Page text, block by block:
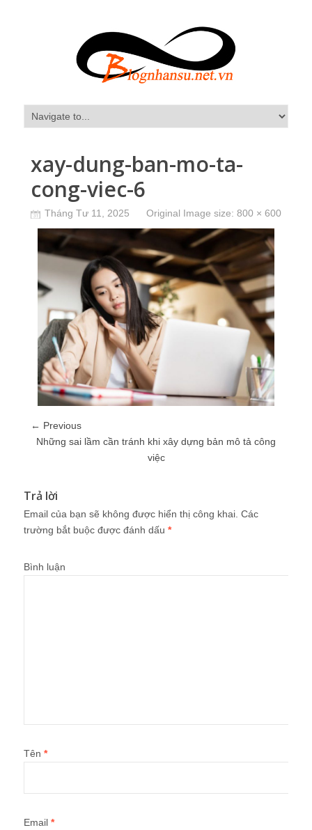
xay-dung-ban-mo-ta-
cong-viec-6
Tháng Tư 11, 2025 Original Image size: 800 × 600
← Previous
Những sai lầm cần tránh khi xây dựng bản mô tả công
việc
Trả lời
Email của bạn sẽ không được hiển thị công khai. Các
trường bắt buộc được đánh dấu *
Bình luận
Tên *
Email *